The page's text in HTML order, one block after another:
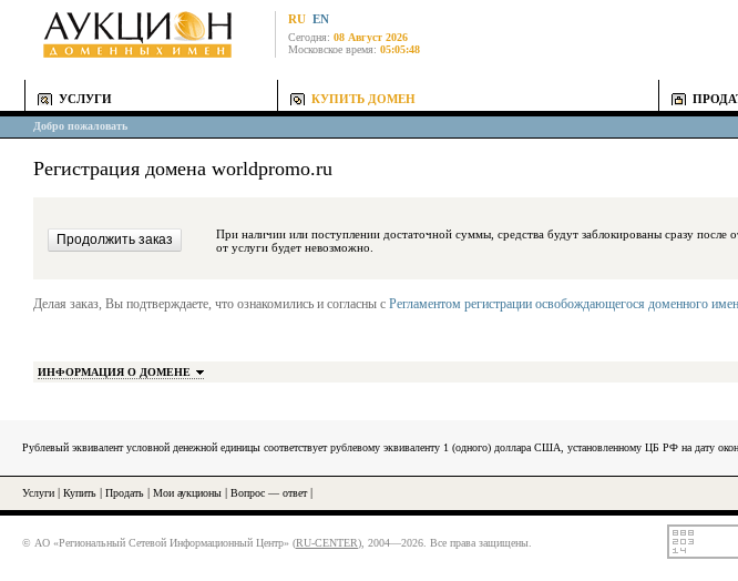
RU EN
Сегодня: 08 Август 2026
Московское время: 05:05:48
УСЛУГИ КУПИТЬ ДОМЕН
Добро пожаловать
Регистрация домена worldpromo.ru
При наличии или поступлении достаточной суммы, средства будут заблокированы сразу после отправки заказа. После блокировки
от услуги будет невозможно.
Делая заказ, Вы подтверждаете, что ознакомились и согласны с Регламентом регистрации освобождающегося доменного
ИНФОРМАЦИЯ О ДОМЕНЕ
Рублевый эквивалент условной денежной единицы соответствует рублевому эквиваленту 1 (одного) доллара США, установленному ЦБ РФ на дату
Услуги Купить Продать Мои аукционы Вопрос — ответ|
© АО «Региональный Сетевой Информационный Центр» (RU-CENTER), 2004—2026. Все права защищены.